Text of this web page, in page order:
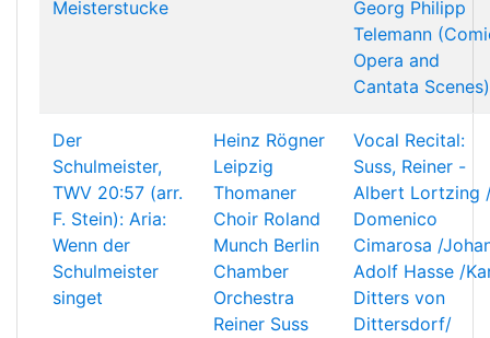
Meisterstucke
Georg Philipp
Telemann
Opera and
Cantata Scenes)
Der
Schulmeister,
TWV 20:57 (arr.
F. Stein): Aria:
Wenn der
Schulmeister
singet
Heinz Rögner
Leipzig
Thomaner
Choir Roland
Munch Berlin
Chamber
Orchestra
Reiner Suss
Vocal Recital:
Suss, Reiner -
Albert Lortzing
Domenico
Cimarosa /
Adolf Hasse /
Ditters von
Dittersdorf/